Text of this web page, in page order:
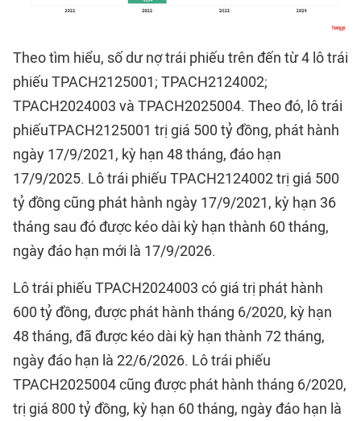
Theo tìm hiểu, số dư nợ trái phiếu trên đến từ 4 lô trái
phiếu TPACH2125001; TPACH2124002;
TPACH2024003 và TPACH2025004. Theo đó, lô trái
phiếuTPACH2125001 trị giá 500 tỷ đồng, phát hành
ngày 17/9/2021, kỳ hạn 48 tháng, đáo hạn
17/9/2025. Lô trái phiếu TPACH2124002 trị giá 500
tỷ đồng cũng phát hành ngày 17/9/2021, kỳ hạn 36
tháng sau đó được kéo dài kỳ hạn thành 60 tháng,
ngày đáo hạn mới là 17/9/2026.
Lô trái phiếu TPACH2024003 có giá trị phát hành
600 tỷ đồng, được phát hành tháng 6/2020, kỳ hạn
48 tháng, đã được kéo dài kỳ hạn thành 72 tháng,
ngày đáo hạn là 22/6/2026. Lô trái phiếu
TPACH2025004 cũng được phát hành tháng 6/2020,
trị giá 800 tỷ đồng, kỳ hạn 60 tháng, ngày đáo hạn là